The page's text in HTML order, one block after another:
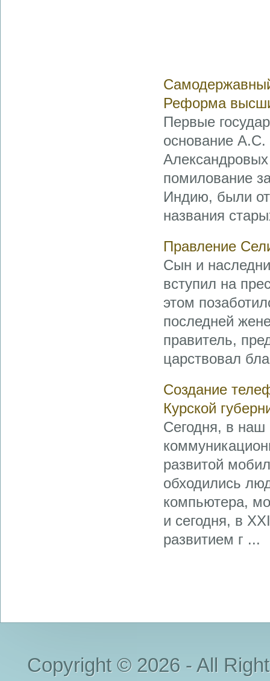
Реформа
Первые
основание А.С.
помилование
Индию, были
названия
Правление
Сын и
вступил на
этом
последней
правитель,
царствовал
Создание
Курской
Сегодня, в
развитой
обходились
компьютера,
и сегодня, в
развитием г ...
Copyright © 2026 - All